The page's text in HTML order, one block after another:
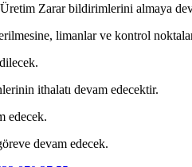
Zarar bildirimlerini almaya
limanlar ve kontrol
ithalatı devam edecektir.
edecek.
devam edecek.